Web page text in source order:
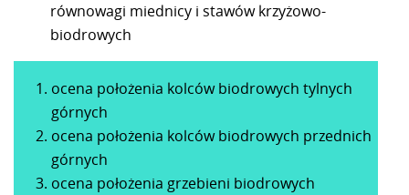
równowagi miednicy i stawów krzyżowo-
biodrowych
ocena położenia kolców biodrowych tylnych
górnych
ocena położenia kolców biodrowych przednich
górnych
ocena położenia grzebieni biodrowych